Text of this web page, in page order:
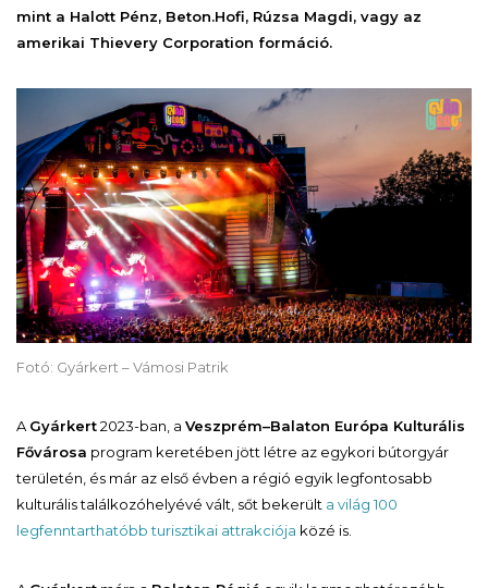
mint a Halott Pénz, Beton.Hofi, Rúzsa Magdi, vagy az
amerikai Thievery Corporation formáció.
Fotó: Gyárkert – Vámosi Patrik
AGyárkert2023-ban, a Veszprém–Balaton Európa Kulturális
Fővárosa program keretében jött létre az egykori bútorgyár
területén, és már az első évben a régió egyik legfontosabb
kulturális találkozóhelyévé vált, sőt bekerült a világ 100
legfenntarthatóbb turisztikai attrakciója közé is.